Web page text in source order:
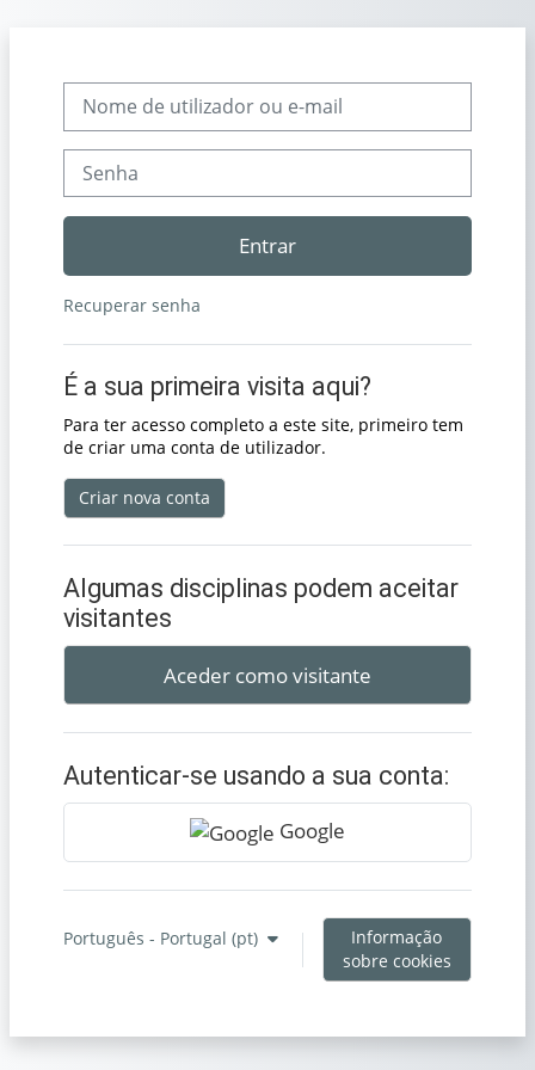
Ir para criar nova conta
Nome de utilizador ou e-mail
Entrar
Recuperar senha
É a sua primeira visita aqui?
Para ter acesso completo a este site, primeiro tem
de criar uma conta de utilizador.
Criar nova conta
Algumas disciplinas podem aceitar
visitantes
Aceder como visitante
Autenticar-se usando a sua conta:
Google
Português - Portugal ‎(pt)‎
Informação
sobre cookies